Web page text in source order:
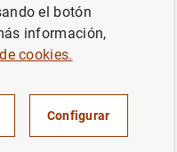
y a la
el botón
información,
cookies.
Configurar